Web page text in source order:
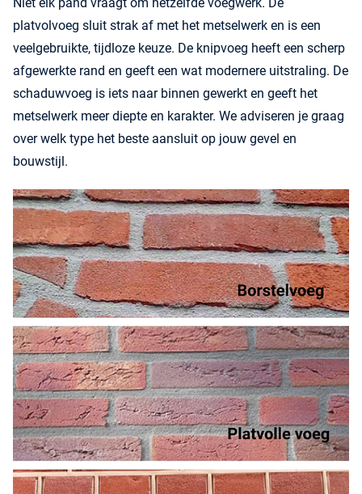
platvolvoeg sluit strak af met het metselwerk en is een
veelgebruikte, tijdloze keuze. De knipvoeg heeft een scherp
afgewerkte rand en geeft een wat modernere uitstraling. De
schaduwvoeg is iets naar binnen gewerkt en geeft het
metselwerk meer diepte en karakter. We adviseren je graag
over welk type het beste aansluit op jouw gevel en
bouwstijl.